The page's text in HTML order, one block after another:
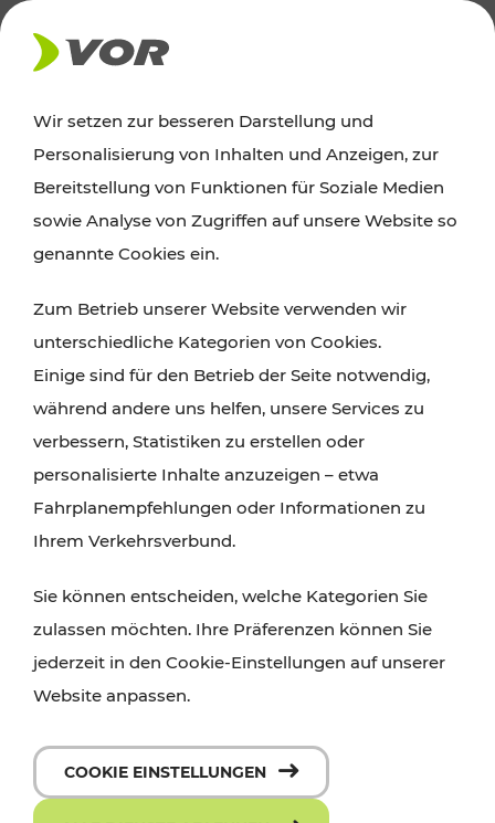
AKTUELLES
Ausflugstipps
Wien, Niederösterreich und das Burgenland
Wanderungen, Kultur und Gastronomie,
Radtouren oder purer Naturgenuss – viele
Attraktionen sind mit den Ticket- und Fahrplan-
Angeboten des VOR gut und schnell erreichbar.
Wir setzen zur besseren Darstellung und
Personalisierung von Inhalten und Anzeigen, zur
Bereitstellung von Funktionen für Soziale Medien
sowie Analyse von Zugriffen auf unsere Website so
genannte Cookies ein.
Zum Betrieb unserer Website verwenden wir
unterschiedliche Kategorien von Cookies.
Einige sind für den Betrieb der Seite notwendig,
während andere uns helfen, unsere Services zu
verbessern, Statistiken zu erstellen oder
personalisierte Inhalte anzuzeigen – etwa
Fahrplanempfehlungen oder Informationen zu
Ihrem Verkehrsverbund.
Sie können entscheiden, welche Kategorien Sie
zulassen möchten. Ihre Präferenzen können Sie
jederzeit in den Cookie-Einstellungen auf unserer
Website anpassen.
COOKIE EINSTELLUNGEN